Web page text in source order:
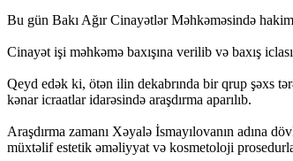
Bu gün Bakı Ağır Cinayətlər Məhkəməsində
Cinayət işi məhkəmə baxışına verilib və baxış
Qeyd edək ki, ötən ilin dekabrında bir qrup şəxs
kənar icraatlar idarəsində araşdırma aparılıb.
Araşdırma zamanı Xəyalə İsmayılovanın adına
müxtəlif estetik əməliyyat və kosmetoloji